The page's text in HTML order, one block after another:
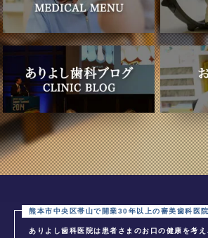
ありよし歯科医院は患者さまのお口の健康を考